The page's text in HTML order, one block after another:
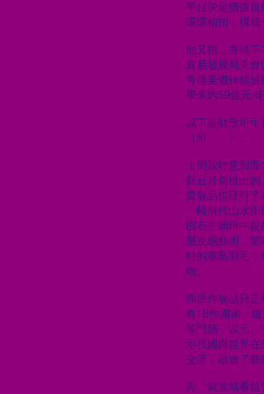
平台決定價值規
環環相扣，構成
他又指，香港
貿易發展局美
香港美酒佳餚
帶來約59億元
以下是財政司
（附
）：
上周我特意到
觀近月新推出的
貴展品也吸引
一幅清代山水掛
樹石在幽暗中綻
層次感鮮明，
特的翠鳥羽毛，
物。
而這件展品只
有18件國家一
等門類---以元
示我國與世界在
交流，啟迪了藝
與「紫禁城看